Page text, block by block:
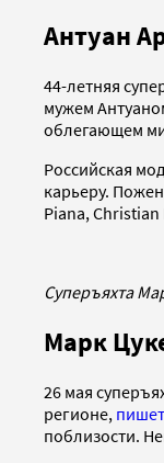
Антуан
44-летняя
мужем
облегающем
Российская
карьеру.
Piana, Christian
Суперъяхта
Марк
26 мая
регионе, пишет
поблизости.